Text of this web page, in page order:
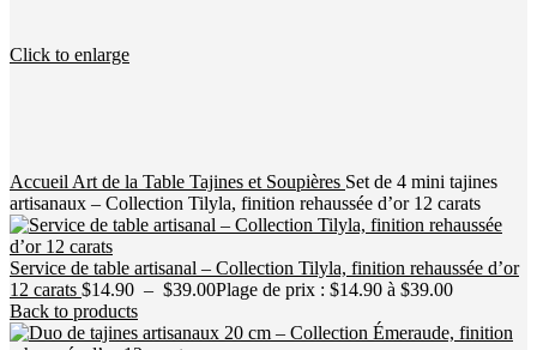
Click to enlarge
Accueil Art de la Table Tajines et Soupières Set de 4 mini tajines
artisanaux – Collection Tilyla, finition rehaussée d’or 12 carats
Service de table artisanal – Collection Tilyla, finition rehaussée d’or
12 carats $14.90 – $39.00Plage de prix : $14.90 à $39.00
Back to products